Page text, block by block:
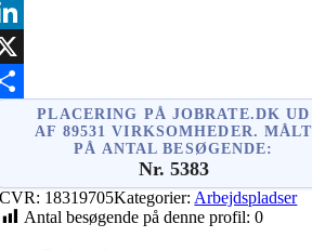
PLACERING PÅ JOBRATE.DK UD
AF 89531 VIRKSOMHEDER. MÅLT
PÅ ANTAL BESØGENDE:
Nr. 5383
CVR: 18319705Kategorier: Arbejdspladser
Antal besøgende på denne profil: 0